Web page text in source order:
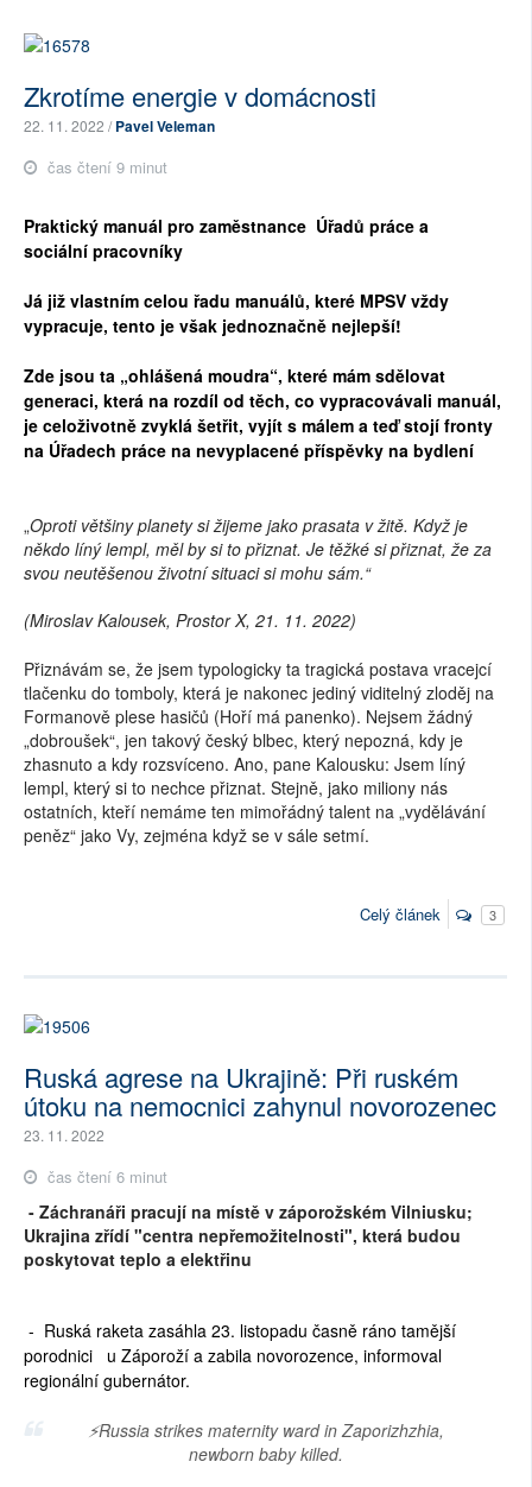
Zkrotíme energie v domácnosti
22. 11. 2022 /Pavel Veleman
čas čtení 9 minut
Praktický manuál pro zaměstnance Úřadů práce a
sociální pracovníky
Já již vlastním celou řadu manuálů, které MPSV vždy
vypracuje, tento je však jednoznačně nejlepší!
Zde jsou ta „ohlášená moudra“, které mám sdělovat
generaci, která na rozdíl od těch, co vypracovávali manuál,
je celoživotně zvyklá šetřit, vyjít s málem a teď stojí fronty
na Úřadech práce na nevyplacené příspěvky na bydlení
„Oproti většiny planety si žijeme jako prasata v žitě. Když je
někdo líný lempl, měl by si to přiznat. Je těžké si přiznat, že za
svou neutěšenou životní situaci si mohu sám.“
(Miroslav Kalousek, Prostor X, 21. 11. 2022)
Přiznávám se, že jsem typologicky ta tragická postava vracejcí
tlačenku do tomboly, která je nakonec jediný viditelný zloděj na
Formanově plese hasičů (Hoří má panenko). Nejsem žádný
„dobroušek“, jen takový český blbec, který nepozná, kdy je
zhasnuto a kdy rozsvíceno. Ano, pane Kalousku: Jsem líný
lempl, který si to nechce přiznat. Stejně, jako miliony nás
ostatních, kteří nemáme ten mimořádný talent na „vydělávání
peněz“ jako Vy, zejména když se v sále setmí.
Celý článek 3
Ruská agrese na Ukrajině: Při ruském
útoku na nemocnici zahynul novorozenec
23. 11. 2022
čas čtení 6 minut
- Záchranáři pracují na místě v záporožském Vilniusku;
Ukrajina zřídí "centra nepřemožitelnosti", která budou
poskytovat teplo a elektřinu
- Ruská raketa zasáhla 23. listopadu časně ráno tamější
porodnici u Záporoží a zabila novorozence, informoval
regionální gubernátor.
⚡️Russia strikes maternity ward in Zaporizhzhia,
newborn baby killed.